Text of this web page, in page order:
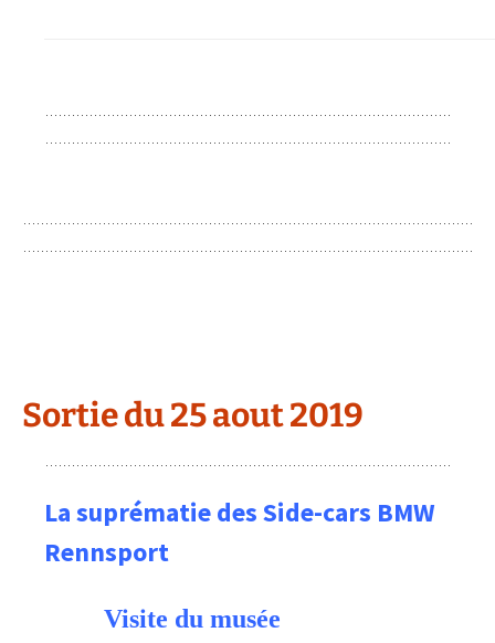
Sortie du 25 aout 2019
La suprématie des Side-cars BMW
Rennsport
Visite du musée